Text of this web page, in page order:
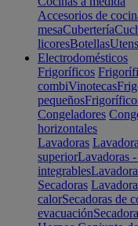
Accesorios de
mesaCubertería
licoresBotellas
Electrodomésticos
Frigoríficos
combiVinotecas
pequeños
Congeladores
horizontales
Lavadoras
superiorLavadoras
integrables
Secadoras
calorSecadoras de
evacuación